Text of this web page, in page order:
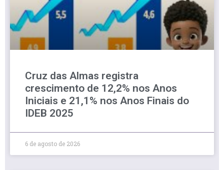
Cruz das Almas registra
crescimento de 12,2% nos Anos
Iniciais e 21,1% nos Anos Finais do
IDEB 2025
6 de agosto de 2026